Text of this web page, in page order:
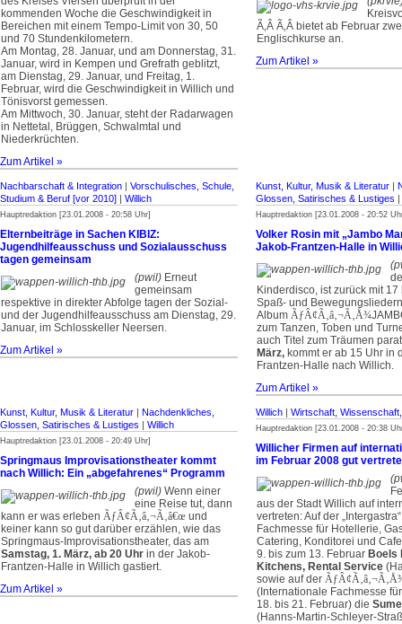
kommenden Woche die Geschwindigkeit in
Bereichen mit einem Tempo-Limit von 30, 50
und 70 Stundenkilometern.
Am Montag, 28. Januar, und am Donnerstag, 31.
Januar, wird in Kempen und Grefrath geblitzt,
am Dienstag, 29. Januar, und Freitag, 1.
Februar, wird die Geschwindigkeit in Willich und
Tönisvorst gemessen.
Am Mittwoch, 30. Januar, steht der Radarwagen
in Nettetal, Brüggen, Schwalmtal und
Niederkrüchten.
Zum Artikel »
Ã‚Â ­Ã‚Â bietet ab Februar
Englischkurse an.
Zum Artikel »
Nachbarschaft & Integration | Vorschulisches, Schule,
Studium & Beruf [vor 2010] | Willich
Hauptredaktion [23.01.2008 - 20:58 Uhr]
Elternbeiträge in Sachen KIBIZ:
Jugendhilfeausschuss und Sozialausschuss
tagen gemeinsam
(pwil) Erneut
gemeinsam
respektive in direkter Abfolge tagen der Sozial-
und der Jugendhilfeausschuss am Dienstag, 29.
Januar, im Schlosskeller Neersen.
Zum Artikel »
Kunst, Kultur, Musik & Literatur |
Glossen, Satirisches & Lustiges |
Hauptredaktion [23.01.2008 - 20:52
Volker Rosin mit „Jambo
Jakob-Frantzen-Halle in
Kinderdisco, ist zurück mit
Spaß- und
Album ÃƒÂ¢Ã‚â‚¬Ã‚Å¾
zum Tanzen, Toben und
auch Titel zum Träumen
März, kommt er ab 15 Uhr in
Frantzen-Halle nach Willich.
Zum Artikel »
Kunst, Kultur, Musik & Literatur | Nachdenkliches,
Glossen, Satirisches & Lustiges | Willich
Hauptredaktion [23.01.2008 - 20:49 Uhr]
Springmaus Improvisationstheater kommt
nach Willich: Ein „abgefahrenes“ Programm
(pwil) Wenn einer
eine Reise tut, dann
kann er was erleben ÃƒÂ¢Ã‚â‚¬Ã‚â€œ und
keiner kann so gut darüber erzählen, wie das
Springmaus-Improvisationstheater, das am
Samstag, 1. März, ab 20 Uhr in der Jakob-
Frantzen-Halle in Willich gastiert.
Zum Artikel »
Willich | Wirtschaft,
Hauptredaktion [23.01.2008 - 20:38
Willicher Firmen auf
im Februar 2008 gut
aus der Stadt Willich auf
vertreten: Auf der
Fachmesse für Hotellerie,
Catering, Konditorei und
9. bis zum 13. Februar Boels
Kitchens, Rental Service
sowie auf der
(Internationale Fachmesse
18. bis 21. Februar) die
(Hanns-Martin-Schleyer-